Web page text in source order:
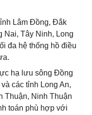
Lâm Đồng, Đắk
Nai, Tây Ninh, Long
đa hệ thống hồ điều
hạ lưu sông Đồng
các tỉnh Long An,
Thuận, Ninh Thuận
toán phù hợp với